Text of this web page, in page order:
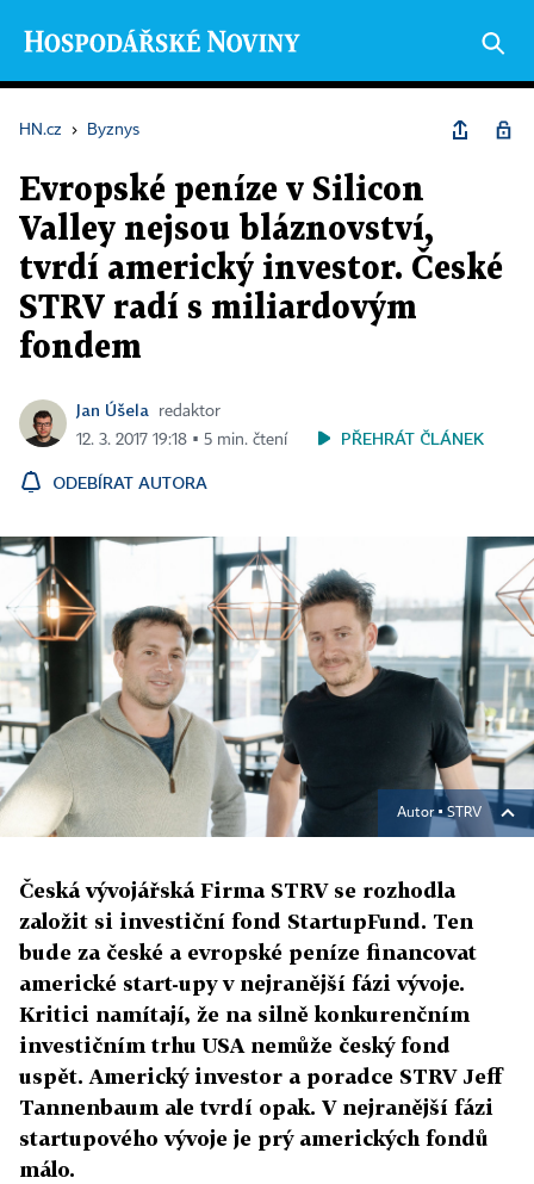
HN.cz › Byznys
Evropské peníze v Silicon
Valley nejsou bláznovství,
tvrdí americký investor. České
STRV radí s miliardovým
fondem
Jan Úšela
redaktor
12. 3. 2017 19:18 ▪ 5 min. čtení
PŘEHRÁT ČLÁNEK
ODEBÍRAT AUTORA
Autor ▪ STRV
Česká vývojářská Firma STRV se rozhodla
založit si investiční fond StartupFund. Ten
bude za české a evropské peníze financovat
americké start-upy v nejranější fázi vývoje.
Kritici namítají, že na silně konkurenčním
investičním trhu USA nemůže český fond
uspět. Americký investor a poradce STRV Jeff
Tannenbaum ale tvrdí opak. V nejranější fázi
startupového vývoje je prý amerických fondů
málo.